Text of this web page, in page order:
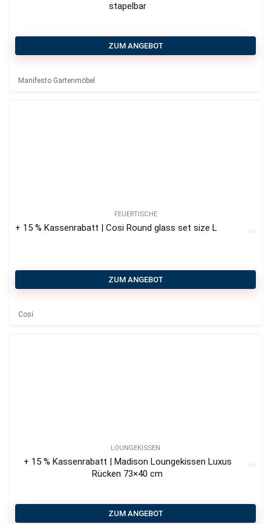
stapelbar
ZUM ANGEBOT
Manifesto Gartenmöbel
FEUERTISCHE
+ 15 % Kassenrabatt | Cosi Round glass set size L
ZUM ANGEBOT
Cosi
LOUNGEKISSEN
+ 15 % Kassenrabatt | Madison Loungekissen Luxus
Rücken 73×40 cm
ZUM ANGEBOT